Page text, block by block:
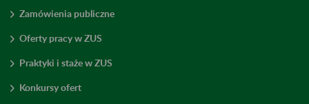
Zamówienia publiczne
Oferty pracy w ZUS
Praktyki i staże w ZUS
Konkursy ofert